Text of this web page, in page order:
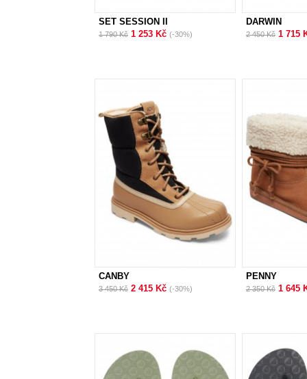
SET SESSION II
1 790 Kč 1 253 Kč (-30%)
DARWIN
2 450 Kč 1 715
CANBY
3 450 Kč 2 415 Kč (-30%)
PENNY
2 350 Kč 1 645